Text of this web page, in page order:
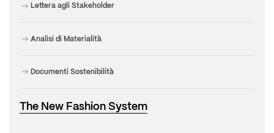
Lettera agli Stakeholder
Analisi di Materialità
Documenti Sostenibilità
The New Fashion System